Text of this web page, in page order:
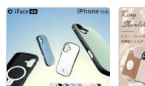
iPhoneair iPhone17pro
iPhone16pro iPhone16promax
iPhone15ro iPhone15promax
iPhone14pro iPhone14promax
iPhoneケース アイフォンケース プ
プラス マグセーフ スマホケース
人 韓国 シンプル 耐衝撃 シック 背